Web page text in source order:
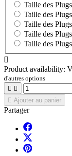
Taille des
Taille des
Taille des
Taille des
Taille des

Product availability:
d'autres options
 
 Ajouter au panier
Partager